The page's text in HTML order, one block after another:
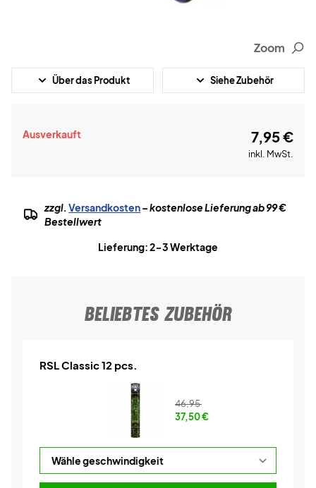
Zoom
Über das Produkt Siehe Zubehör
Ausverkauft 7,95 €
inkl. MwSt.
zzgl.Versandkosten– kostenlose Lieferung ab 99 €
Bestellwert
Lieferung: 2-3 Werktage
BELIEBTES ZUBEHÖR
RSL Classic 12 pcs.
46,95
37,50€